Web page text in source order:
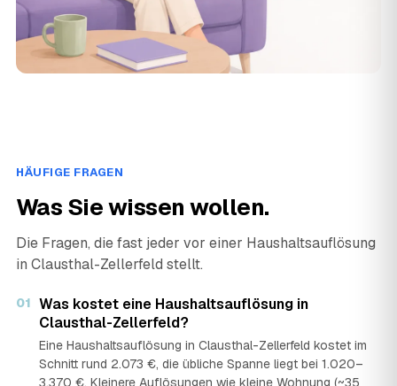
HÄUFIGE FRAGEN
Was Sie wissen wollen.
Die Fragen, die fast jeder vor einer Haushaltsauflösung
in Clausthal-Zellerfeld stellt.
01 Was kostet eine Haushaltsauflösung in
Clausthal-Zellerfeld?
Eine Haushaltsauflösung in Clausthal-Zellerfeld kostet im
Schnitt rund 2.073 €, die übliche Spanne liegt bei 1.020–
3.370 €. Kleinere Auflösungen wie kleine Wohnung (~35